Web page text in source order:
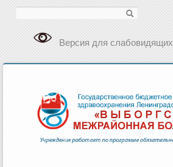
Версия для слабовидящих